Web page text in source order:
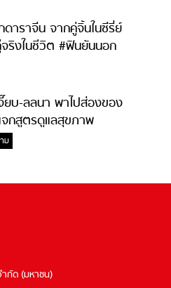
าราจีน จากคู่จิ้นในซีรี่ย์
ริงในชีวิต #ฟินยันนอก
ยบ-ลลนา พาไปส่องของ
กสูตรดูแลสุขภาพ
กไม่ยากจะสอนให้
ม
กัด (มหาชน)